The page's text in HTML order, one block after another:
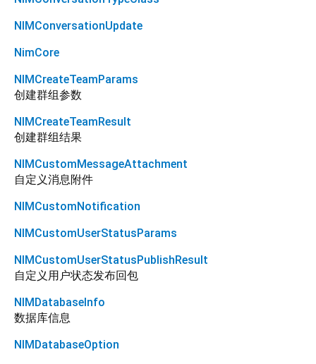
NIMConversationUpdate
NimCore
NIMCreateTeamParams
创建群组参数
NIMCreateTeamResult
创建群组结果
NIMCustomMessageAttachment
自定义消息附件
NIMCustomNotification
NIMCustomUserStatusParams
NIMCustomUserStatusPublishResult
自定义用户状态发布回包
NIMDatabaseInfo
数据库信息
NIMDatabaseOption